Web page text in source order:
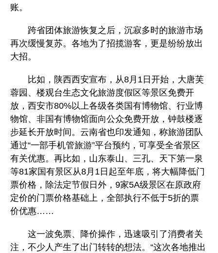
账。
跨省团体旅游恢复之后，沉寂多时的旅游市场
再次缓慢复苏。各地为了招揽游客，更是纷纷放出
大招。
比如，陕西西安宣布，从8月1日开始，大唐芙
蓉园、楼观台生态文化旅游度假区等景区免费开
放，西安市80%以上各级各类国有博物馆、行业博
物馆、非国有博物馆面向公众免费开放，钟鼓楼逐
步延长开放时间。云南省也印发通知，称旅游团队
通过“一部手机管旅游”平台预约，可享受全省景区
有关优惠。再比如，山东泰山、三孔、天下第一泉
等81家国有景区从8月1日起至年底，将大幅降低门
票价格，除法定节假日外，9家5A级景区在原政府
定价的门票价格基础上，全部执行不低于5折的票
价优惠……
这一波免票、降价操作，迅速吸引了消费者关
注，不少人产生了出门转转的想法。“这次各地推出